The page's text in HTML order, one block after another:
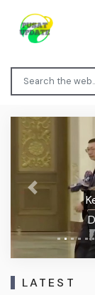
Previous
LATEST